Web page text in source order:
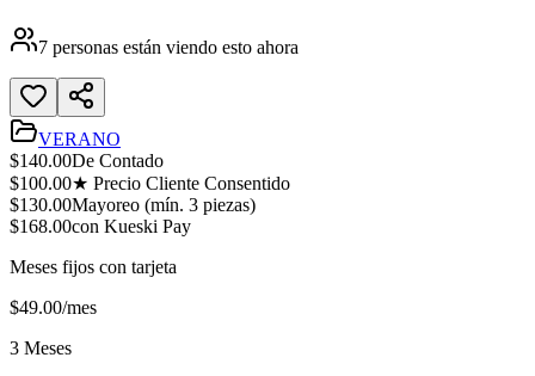
7 personas están viendo esto ahora
VERANO
$140.00De Contado
$100.00★ Precio Cliente Consentido
$130.00Mayoreo (mín. 3 piezas)
$168.00con Kueski Pay
Meses fijos con tarjeta
$49.00/mes
3 Meses